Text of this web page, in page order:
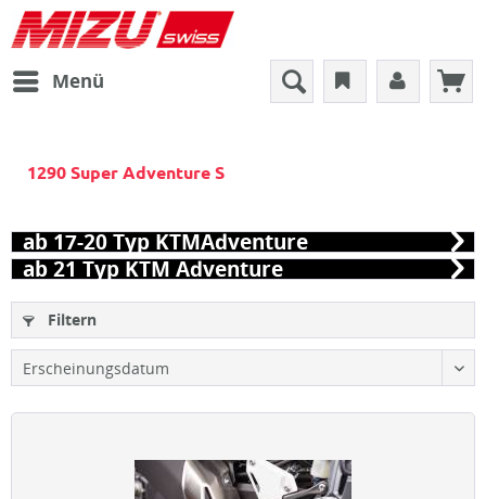
Menü
1290 Super Adventure S
ab 17-20 Typ KTMAdventure
ab 21 Typ KTM Adventure
Filtern